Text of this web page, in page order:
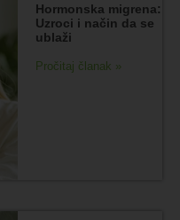
Hormonska migrena:
Uzroci i način da se
ublaži
Pročitaj članak »